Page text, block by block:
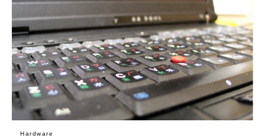
Hardware